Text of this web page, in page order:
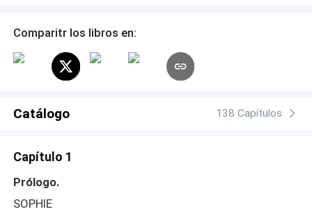
Comparitr los libros en:
Catálogo 138 Capítulos
Capítulo 1
Prólogo.
SOPHIE